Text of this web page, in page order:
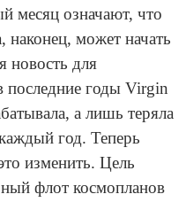
месяц означают, что
наконец, может начать
новость для
последние годы Virgin
а лишь теряла
год. Теперь
изменить. Цель
флот космопланов